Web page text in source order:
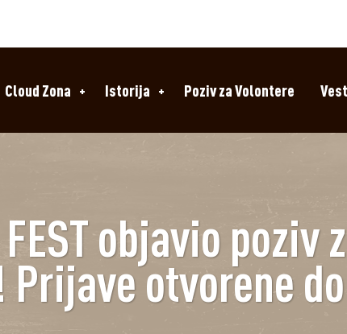
Cloud Zona Istorija Poziv za Volontere
FEST objavio
Prijave otvorene